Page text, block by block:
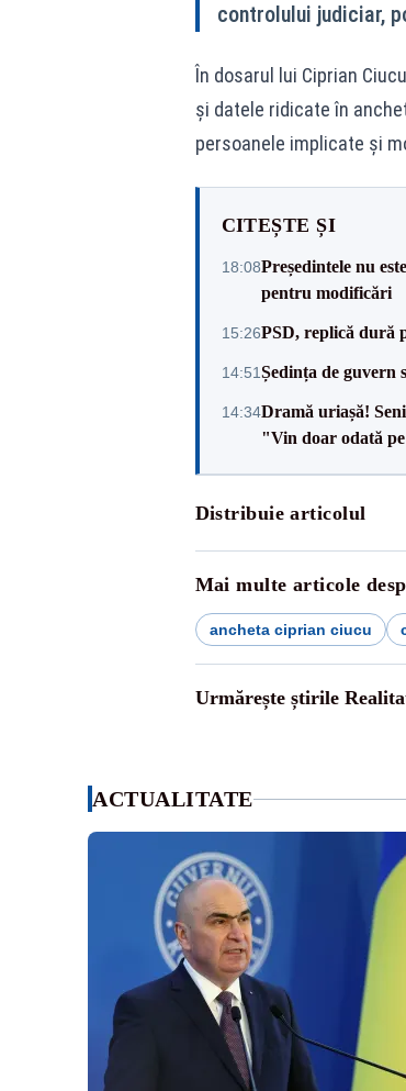
controlului judiciar,
În dosarul lui Ciprian
și datele ridicate în
persoanele implicate și
CITEȘTE ȘI
18:08Președintele nu
pentru modificări
15:26PSD, replică dură
14:51Ședința de guvern
14:34Dramă uriașă!
"Vin doar odată
Distribuie articolul
Mai multe articole
ancheta ciprian ciucu
Urmărește știrile
ACTUALITATE